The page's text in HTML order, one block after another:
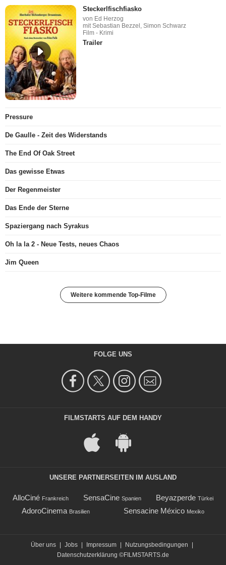
Steckerlfischfiasko
von Ed Herzog
mit Sebastian Bezzel, Simon Schwarz
Film - Krimi
Trailer
Pressure
De Gaulle - Zeit des Widerstands
The End Of Oak Street
Das gewisse Etwas
Der Regenmeister
Das Ende der Sterne
Spaziergang nach Syrakus
Oh la la 2 - Neue Tests, neues Chaos
Jim Queen
Weitere kommende Top-Filme
FOLGE UNS
FILMSTARTS AUF DEM HANDY
UNSERE PARTNERSEITEN IM AUSLAND
AlloCiné Frankreich SensaCine Spanien Beyazperde Türkei
AdoroCinema Brasilien Sensacine México Mexiko
Über uns Jobs Impressum Nutzungsbedingungen
Datenschutzerklärung ©FILMSTARTS.de